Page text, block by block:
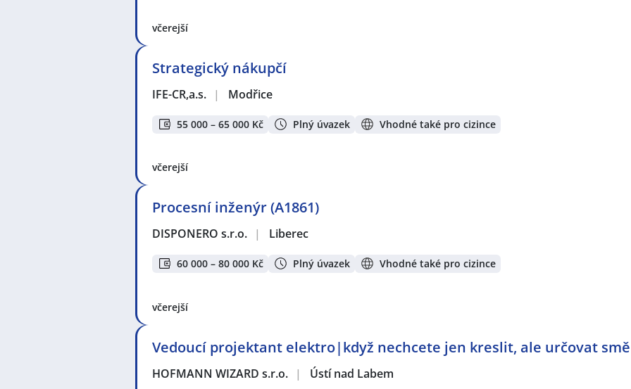
včerejší
Strategický nákupčí
IFE-CR,a.s. | Modřice
55 000 – 65 000 Kč Plný úvazek Vhodné také pro cizince
včerejší
Procesní inženýr (A1861)
DISPONERO s.r.o. | Liberec
60 000 – 80 000 Kč Plný úvazek Vhodné také pro cizince
včerejší
Vedoucí projektant elektro|když nechcete jen kreslit, ale určovat
HOFMANN WIZARD s.r.o. | Ústí nad Labem